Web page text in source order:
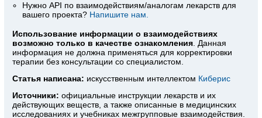
Нужно API по взаимодействиям/аналогам лекарств для
вашего проекта? Напишите нам.
Использование информации о взаимодействиях
возможно только в качестве ознакомления. Данная
информация не должна применяться для корректировки
терапии без консультации со специалистом.
Статья написана: искусственным интеллектом Киберис
Источники: официальные инструкции лекарств и их
действующих веществ, а также описанные в медицинских
исследованиях и учебниках межгрупповые взаимодействия.